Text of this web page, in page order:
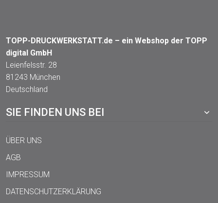
TOPP-DRUCKWERKSTATT.de – ein Webshop der TOPP
digital GmbH
Leienfelsstr. 28
81243 München
Deutschland
SIE FINDEN UNS BEI
ÜBER UNS
AGB
IMPRESSUM
DATENSCHUTZERKLÄRUNG